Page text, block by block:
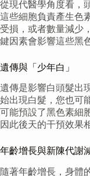
從現代醫學角度看，
這些細胞負責產生色
受損，或者數量減少
鍵因素會影響這些黑
遺傳與「少年白」
遺傳是影響白頭髮出
始出現白髮，您也可
可能預設了黑色素細
因此後天的干預效果
年齡增長與新陳代謝
隨著年齡增長，身體